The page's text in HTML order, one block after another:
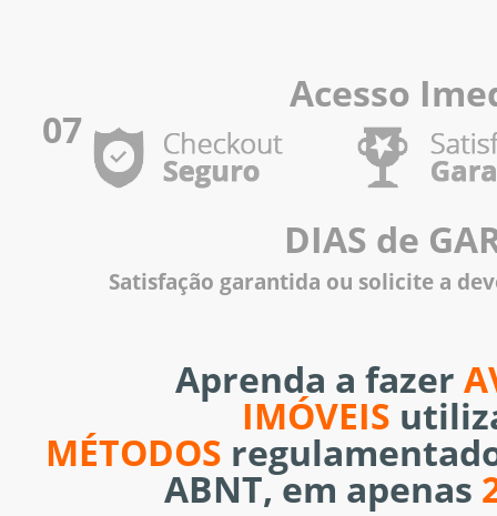
Acesso
07
DIAS de
Satisfação garantida ou solicite a
Aprenda a fazer
IMÓVEIS
MÉTODOS
ABNT, em apenas